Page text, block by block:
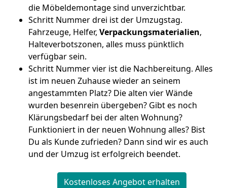
die Möbeldemontage sind unverzichtbar.
Schritt Nummer drei ist der Umzugstag.
Fahrzeuge, Helfer, Verpackungsmaterialien,
Halteverbotszonen, alles muss pünktlich
verfügbar sein.
Schritt Nummer vier ist die Nachbereitung. Alles
ist im neuen Zuhause wieder an seinem
angestammten Platz? Die alten vier Wände
wurden besenrein übergeben? Gibt es noch
Klärungsbedarf bei der alten Wohnung?
Funktioniert in der neuen Wohnung alles? Bist
Du als Kunde zufrieden? Dann sind wir es auch
und der Umzug ist erfolgreich beendet.
Kostenloses Angebot erhalten